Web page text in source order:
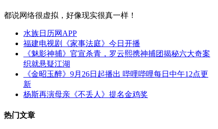
都说网络很虚拟，好像现实很真一样！
水族日历网APP
福建电视剧《家事法庭》今日开播
《魅影神捕》官宣杀青，罗云熙携神捕团揭秘六大奇案
织就悬疑江湖
《金昭玉醉》9月26日起播出 哔哩哔哩每日中午12点更
新
杨斯再演母亲《不丢人》提名金鸡奖
热门文章